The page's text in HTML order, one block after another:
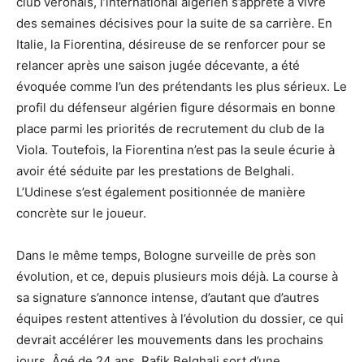
des semaines décisives pour la suite de sa carrière. En
Italie, la Fiorentina, désireuse de se renforcer pour se
relancer après une saison jugée décevante, a été
évoquée comme l’un des prétendants les plus sérieux. Le
profil du défenseur algérien figure désormais en bonne
place parmi les priorités de recrutement du club de la
Viola. Toutefois, la Fiorentina n’est pas la seule écurie à
avoir été séduite par les prestations de Belghali.
L’Udinese s’est également positionnée de manière
concrète sur le joueur.
Dans le même temps, Bologne surveille de près son
évolution, et ce, depuis plusieurs mois déjà. La course à
sa signature s’annonce intense, d’autant que d’autres
équipes restent attentives à l’évolution du dossier, ce qui
devrait accélérer les mouvements dans les prochains